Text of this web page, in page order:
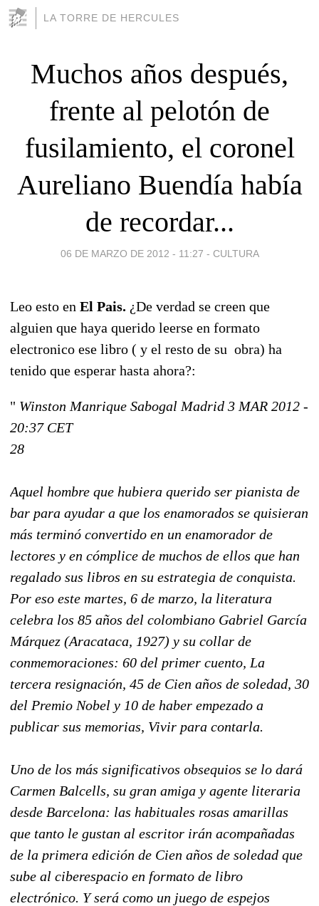
LA TORRE DE HERCULES
Muchos años después,
frente al pelotón de
fusilamiento, el coronel
Aureliano Buendía había
de recordar...
06 DE MARZO DE 2012 - 11:27 - CULTURA
Leo esto en El Pais. ¿De verdad se creen que
alguien que haya querido leerse en formato
electronico ese libro ( y el resto de su obra) ha
tenido que esperar hasta ahora?:
" Winston Manrique Sabogal Madrid 3 MAR 2012 -
20:37 CET
28
Aquel hombre que hubiera querido ser pianista de
bar para ayudar a que los enamorados se quisieran
más terminó convertido en un enamorador de
lectores y en cómplice de muchos de ellos que han
regalado sus libros en su estrategia de conquista.
Por eso este martes, 6 de marzo, la literatura
celebra los 85 años del colombiano Gabriel García
Márquez (Aracataca, 1927) y su collar de
conmemoraciones: 60 del primer cuento, La
tercera resignación, 45 de Cien años de soledad, 30
del Premio Nobel y 10 de haber empezado a
publicar sus memorias, Vivir para contarla.
Uno de los más significativos obsequios se lo dará
Carmen Balcells, su gran amiga y agente literaria
desde Barcelona: las habituales rosas amarillas
que tanto le gustan al escritor irán acompañadas
de la primera edición de Cien años de soledad que
sube al ciberespacio en formato de libro
electrónico. Y será como un juego de espejos